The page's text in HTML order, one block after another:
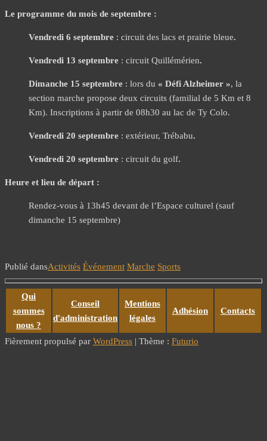
Le programme du mois de septembre :
Vendredi 6 septembre : circuit des lacs et prairie bleue.
Vendredi 13 septembre : circuit Quillémérien.
Dimanche 15 septembre : lors du « Défi Alzheimer », la
section marche propose deux circuits (familial de 5 Km et 8
Km). Inscriptions à partir de 08h30 au lac de Ty Colo.
Vendredi 20 septembre : extérieur, Trébabu.
Vendredi 20 septembre : circuit du golf.
Heure et lieu de départ :
Rendez-vous à 13h45 devant de l’Espace culturel (sauf
dimanche 15 septembre)
Publié dansActivités Événement Marche Sports
Qui
sommes
nous ?
Conseil
d'administration
Mentions
légales
Adhésion Contacts
Fièrement propulsé par WordPress | Thème : Futurio